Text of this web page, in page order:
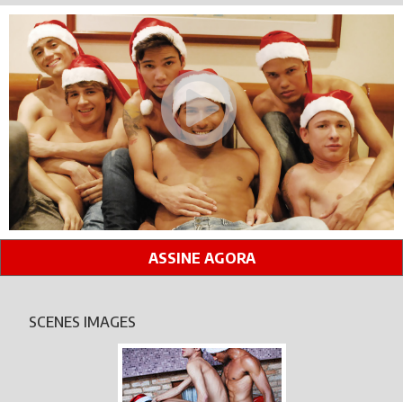
ASSINE AGORA
SCENES IMAGES